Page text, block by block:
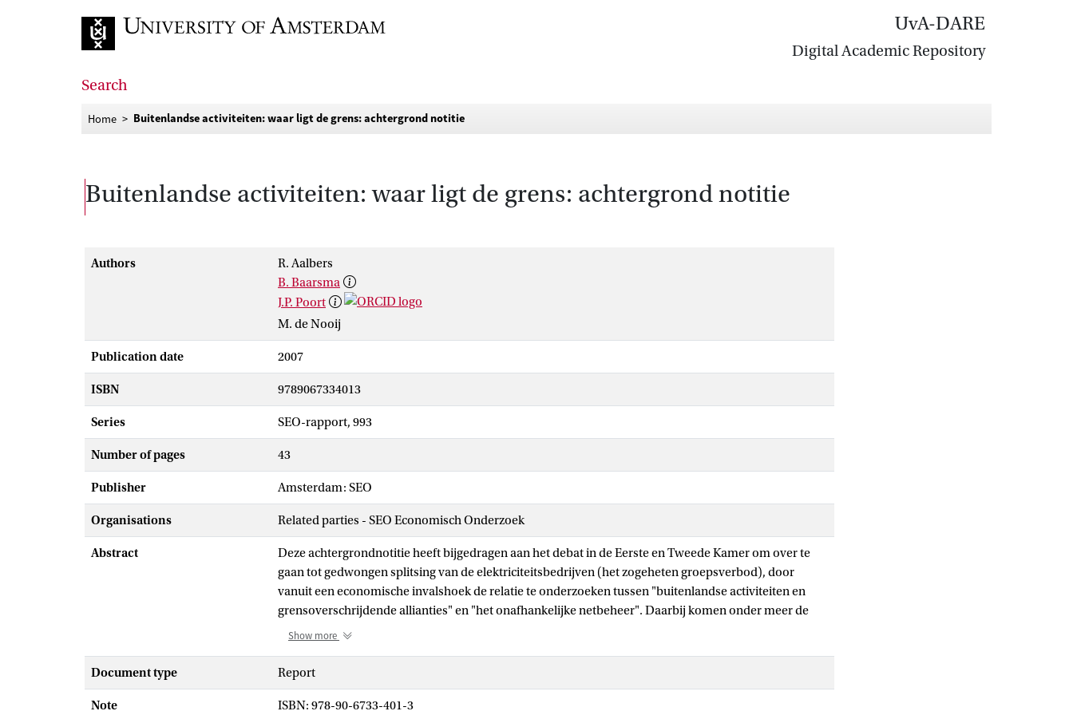
UvA-DARE
Digital Academic Repository
Search
Home Buitenlandse activiteiten: waar ligt de grens: achtergrond notitie
Buitenlandse activiteiten: waar ligt de grens: achtergrond notitie
Authors
R. Aalbers
B. Baarsma
J.P. Poort
M. de Nooij
Publication date 2007
ISBN 9789067334013
Series SEO-rapport, 993
Number of pages 43
Publisher Amsterdam: SEO
Organisations Related parties - SEO Economisch Onderzoek
Abstract
Deze achtergrondnotitie heeft bijgedragen aan het debat in de Eerste en Tweede Kamer om over te
gaan tot gedwongen splitsing van de elektriciteitsbedrijven (het zogeheten groepsverbod), door
vanuit een economische invalshoek de relatie te onderzoeken tussen "buitenlandse activiteiten en
grensoverschrijdende allianties" en "het onafhankelijke netbeheer". Daarbij komen onder meer de
vragen aan de orde wat onder buitenlandse activiteiten zou kunnen worden verstaan, en onder welke
De belangrijkste conclusies zijn:
Show more
Document type Report
Note ISBN: 978-90-6733-401-3